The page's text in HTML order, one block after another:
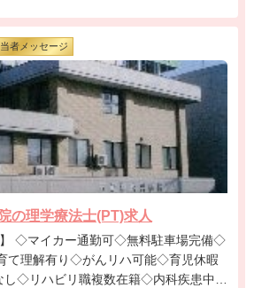
者メッセージ
の理学療法士(PT)求人
◇
て理解有り◇がんリハ可能◇育児休暇
◇リハビリ職複数在籍◇内科疾患中心